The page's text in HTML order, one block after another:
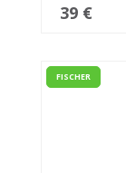
39 €
FISCHER